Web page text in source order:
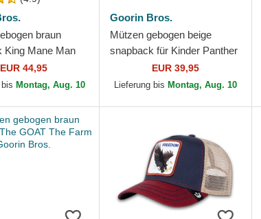
braun
King Mane Man
Goorin Bros.
EUR 44,95
Montag, Aug. 10
Goorin Bros.
Mützen gebogen beige
snapback für Kinder Panther
Mini The Farm Goorin Bros.
EUR 39,95
Lieferung bis Montag, Aug. 10